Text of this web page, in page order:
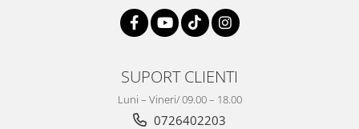
SUPORT CLIENTI
Luni – Vineri/ 09.00 – 18.00
0726402203